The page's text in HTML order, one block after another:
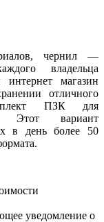
чернил —
владельца
магазин
отличного
ПЗК для
вариант
в день более 50
уведомление о